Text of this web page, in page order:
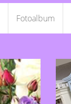
Fotoalbum